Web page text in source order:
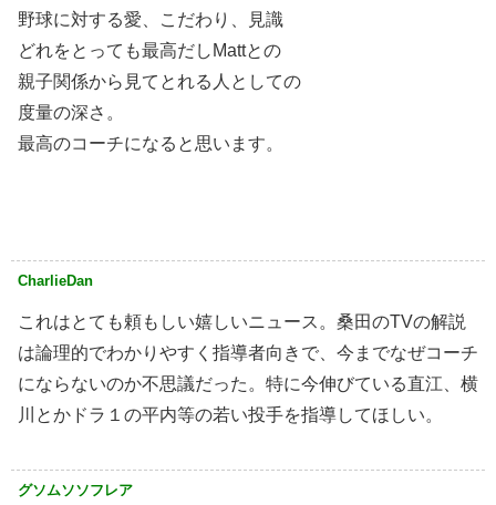
野球に対する愛、こだわり、見識
どれをとっても最高だしMattとの
親子関係から見てとれる人としての
度量の深さ。
最高のコーチになると思います。
CharlieDan
これはとても頼もしい嬉しいニュース。桑田のTVの解説
は論理的でわかりやすく指導者向きで、今までなぜコーチ
にならないのか不思議だった。特に今伸びている直江、横
川とかドラ１の平内等の若い投手を指導してほしい。
グソムソソフレア